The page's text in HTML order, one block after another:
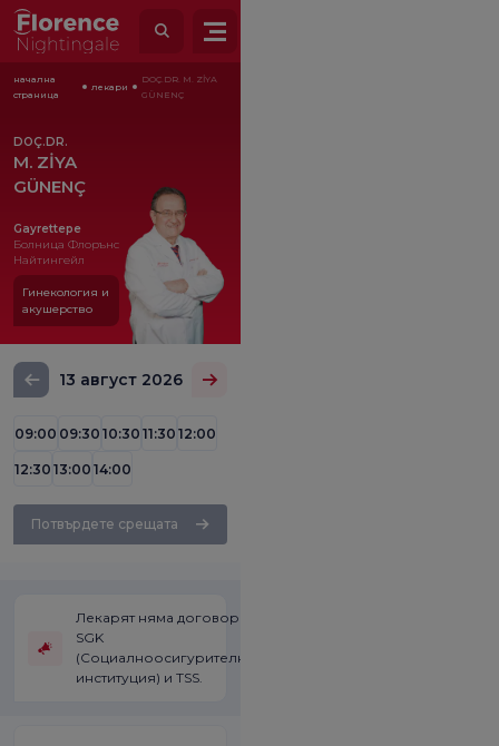
начална
страница
лекари
DOÇ.DR. M. ZİYA
GÜNENÇ
DOÇ.DR.
M. ZİYA
GÜNENÇ
Gayrettepe
Болница Флорънс
Найтингейл
Гинекология и
акушерство
13 август 2026
09:00 09:30 10:30 11:30 12:00
12:30 13:00 14:00
Потвърдете срещата
Лекарят няма договор със
SGK
(Социалноосигурителната
институция) и TSS.